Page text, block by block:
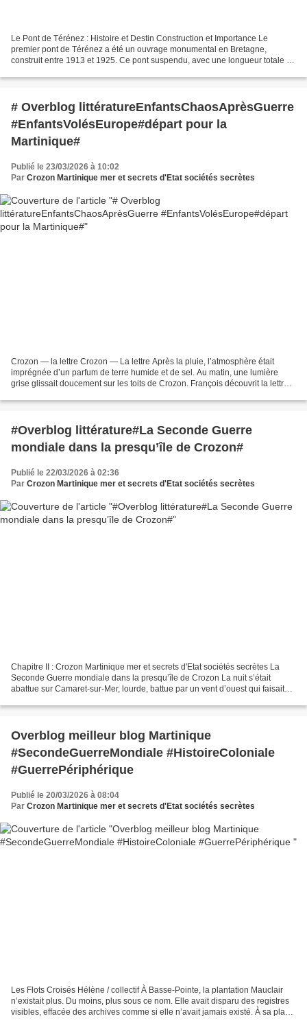
Le Pont de Térénez : Histoire et Destin Construction et Importance Le
premier pont de Térénez a été un ouvrage monumental en Bretagne,
construit entre 1913 et 1925. Ce pont suspendu, avec une longueur totale de
# Overblog littératureEnfantsChaosAprèsGuerre
#EnfantsVolésEurope#départ pour la
Martinique#
Publié le 23/03/2026 à 10:02
Par Crozon Martinique mer et secrets d'Etat sociétés secrètes
Crozon — la lettre Crozon — La lettre Après la pluie, l’atmosphère était
imprégnée d’un parfum de terre humide et de sel. Au matin, une lumière
grise glissait doucement sur les toits de Crozon. François découvrit la lettre
#Overblog littérature#La Seconde Guerre
mondiale dans la presqu’île de Crozon#
Publié le 22/03/2026 à 02:36
Par Crozon Martinique mer et secrets d'Etat sociétés secrètes
Chapitre II : Crozon Martinique mer et secrets d'Etat sociétés secrètes La
Seconde Guerre mondiale dans la presqu’île de Crozon La nuit s’était
abattue sur Camaret-sur-Mer, lourde, battue par un vent d’ouest qui faisait
Overblog meilleur blog Martinique
#SecondeGuerreMondiale #HistoireColoniale
#GuerrePériphérique
Publié le 20/03/2026 à 08:04
Par Crozon Martinique mer et secrets d'Etat sociétés secrètes
Les Flots Croisés Hélène / collectif À Basse-Pointe, la plantation Mauclair
n’existait plus. Du moins, plus sous ce nom. Elle avait disparu des registres
visibles, effacée des archives comme si elle n’avait jamais existé. À sa place,